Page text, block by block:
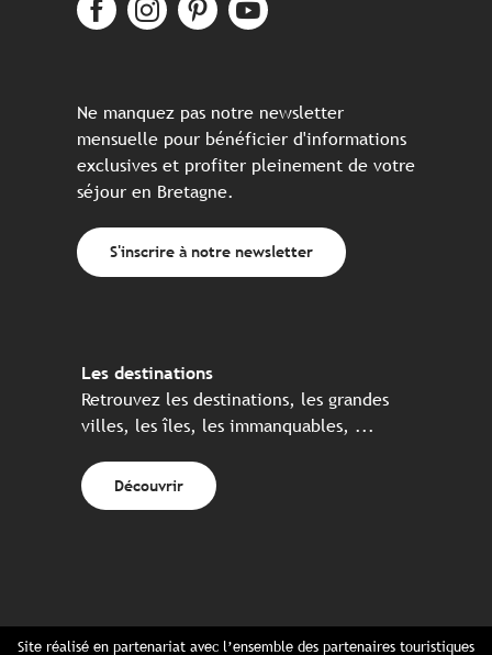
Ne manquez pas notre newsletter
mensuelle pour bénéficier d'informations
exclusives et profiter pleinement de votre
séjour en Bretagne.
S'inscrire à notre newsletter
Les destinations
Retrouvez les destinations, les grandes
villes, les îles, les immanquables, ...
Découvrir
Site réalisé en partenariat avec l’ensemble des partenaires touristiques